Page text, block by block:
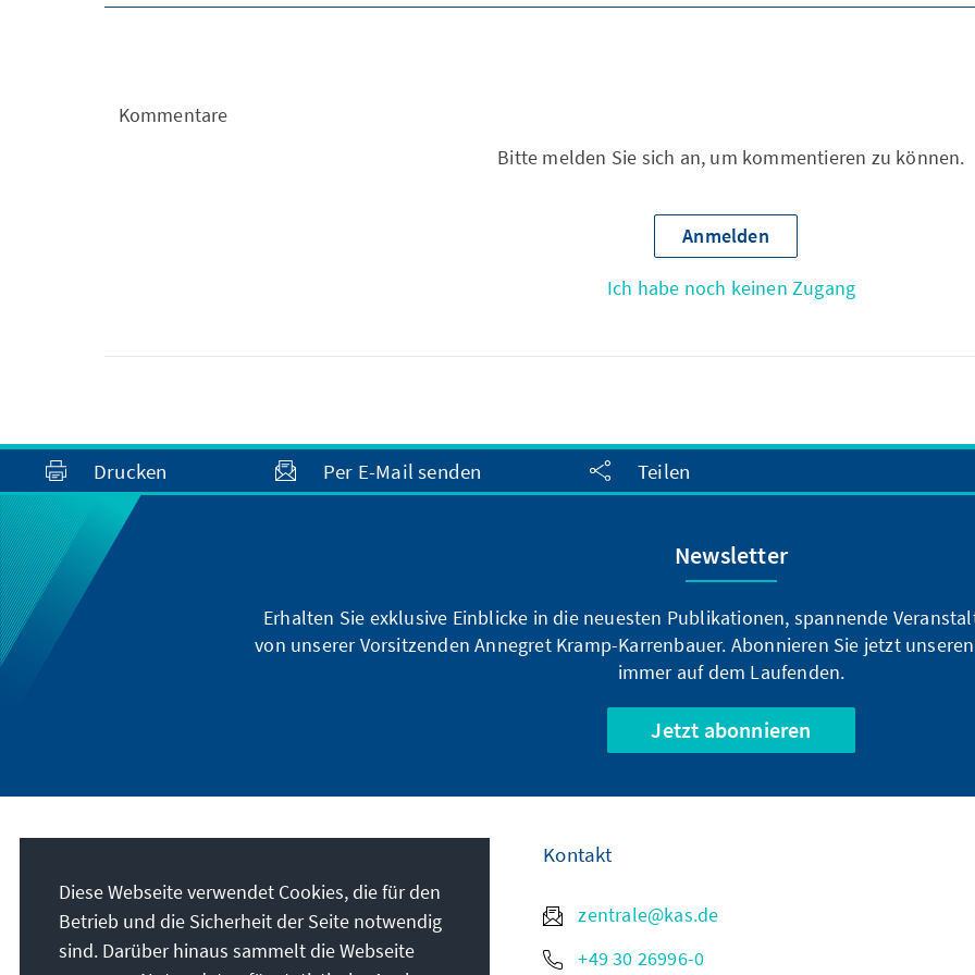
Kommentare
Bitte melden Sie sich an, um kommentieren zu können.
Anmelden
Ich habe noch keinen Zugang
Drucken Per E-Mail senden Teilen
Newsletter
Erhalten Sie exklusive Einblicke in die neuesten Publikationen, spannende
von unserer Vorsitzenden Annegret Kramp-Karrenbauer. Abonnieren Sie jetzt
immer auf dem Laufenden.
Jetzt abonnieren
Die Konrad-Adenauer-Stiftung setzt sich
national und international durch politische
Bildung für Frieden, Freiheit und
Kontakt
zentrale@kas.de
+49 30 26996-0
Diese Webseite verwendet Cookies, die für den
Betrieb und die Sicherheit der Seite notwendig
sind. Darüber hinaus sammelt die Webseite